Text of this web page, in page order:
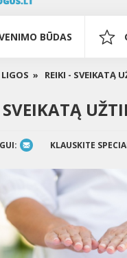
BŪDAS
LIGOS » REIKI - SVEIKATĄ
SVEIKATĄ
KLAUSKITE